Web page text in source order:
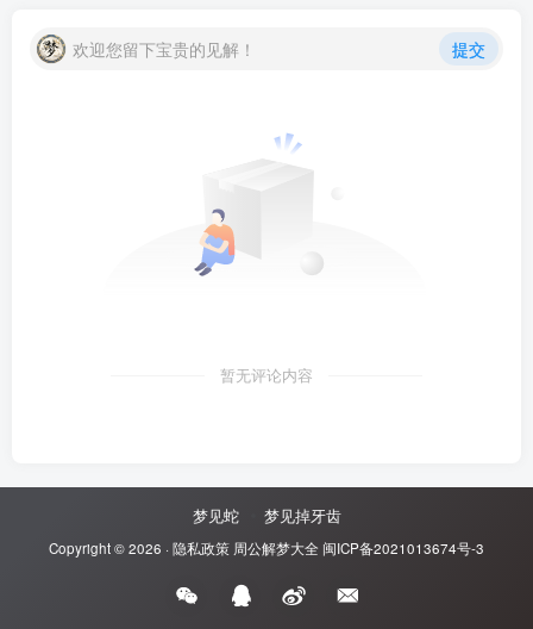
欢迎您留下宝贵的见解！ 提交
暂无评论内容
梦见蛇 梦见掉牙齿
Copyright © 2026 · 隐私政策 周公解梦大全 闽ICP备2021013674号-3